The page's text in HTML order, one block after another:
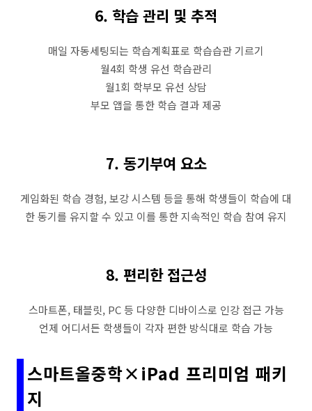
6. 학습 관리 및 추적
매일 자동세팅되는 학습계획표로 학습습관 기르기
월4회 학생 유선 학습관리
월1회 학부모 유선 상담
부모 앱을 통한 학습 결과 제공
7. 동기부여 요소
게임화된 학습 경험, 보강 시스템 등을 통해 학생들이 학습에 대
한 동기를 유지할 수 있고 이를 통한 지속적인 학습 참여 유지
8. 편리한 접근성
스마트폰, 태블릿, PC 등 다양한 디바이스로 인강 접근 가능
언제 어디서든 학생들이 각자 편한 방식대로 학습 가능
스마트올중학×iPad 프리미엄 패키
지